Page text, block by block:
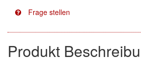
(2)
KWASNY
Produkt